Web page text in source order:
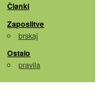
Članki
Zaposlitve
brskaj
Ostalo
pravila